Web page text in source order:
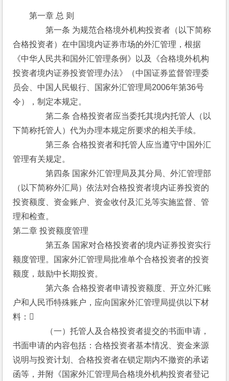
第一章 总 则
第一条 为规范合格境外机构投资者（以下简称
合格投资者）在中国境内证券市场的外汇管理，根据
《中华人民共和国外汇管理条例》以及《合格境外机构
投资者境内证券投资管理办法》（中国证券监督管理委
员会、中国人民银行、国家外汇管理局2006年第36号
令），制定本规定。
第二条 合格投资者应当委托其境内托管人（以
下简称托管人）代为办理本规定所要求的相关手续。
第三条 合格投资者和托管人应当遵守中国外汇
管理有关规定。
第四条 国家外汇管理局及其分局、外汇管理部
（以下简称外汇局）依法对合格投资者境内证券投资的
投资额度、资金账户、资金收付及汇兑等实施监督、管
理和检查。
第二章 投资额度管理
第五条 国家对合格投资者的境内证券投资实行
额度管理。国家外汇管理局批准单个合格投资者的投资
额度，鼓励中长期投资。
第六条 合格投资者申请投资额度、开立外汇账
户和人民币特殊账户，应向国家外汇管理局提供以下材
料：
（一）托管人及合格投资者提交的书面申请，
书面申请的内容包括：合格投资者基本情况、资金来源
说明与投资计划、合格投资者在锁定期内不撤资的承诺
函等，并附《国家外汇管理局合格境外机构投资者登记